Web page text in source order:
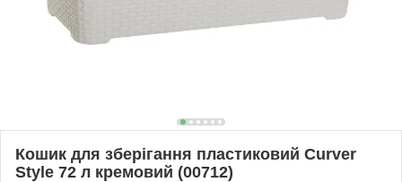
Кошик для зберігання пластиковий Curver
Style 72 л кремовий (00712)